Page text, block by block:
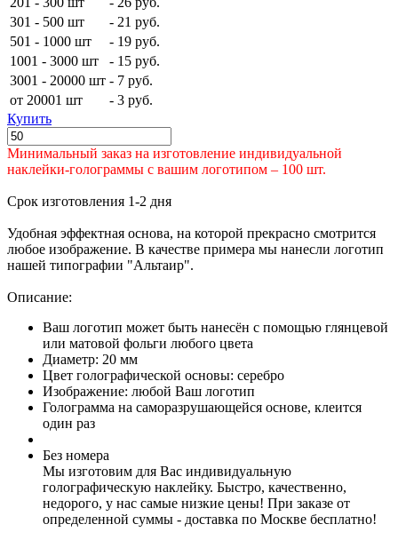
301 - 500 шт
- 21 руб.
501 - 1000 шт
- 19 руб.
1001 - 3000 шт
- 15 руб.
3001 - 20000 шт - 7 руб.
от 20001 шт
- 3 руб.
Купить
Минимальный заказ на изготовление индивидуальной
наклейки-голограммы с вашим логотипом – 100 шт.
Срок изготовления 1-2 дня
Удобная эффектная основа, на которой прекрасно смотрится
любое изображение. В качестве примера мы нанесли логотип
нашей типографии "Альтаир".
Описание:
Ваш логотип может быть нанесён с помощью глянцевой
или матовой фольги любого цвета
Диаметр: 20 мм
Цвет голографической основы: серебро
Изображение: любой Ваш логотип
Голограмма на саморазрушающейся основе, клеится
один раз
Без номера
Мы изготовим для Вас индивидуальную
голографическую наклейку. Быстро, качественно,
недорого, у нас самые низкие цены! При заказе от
определенной суммы - доставка по Москве бесплатно!